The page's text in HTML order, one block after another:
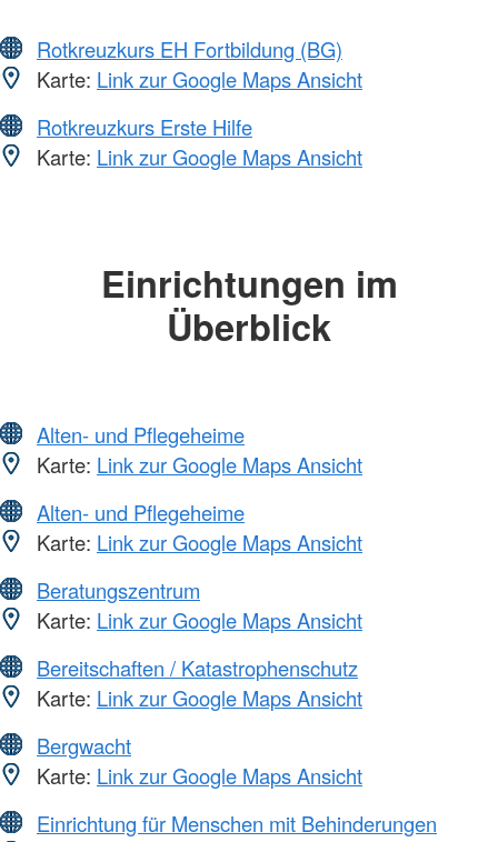
Rotkreuzkurs EH Fortbildung (BG)
Karte: Link zur Google Maps Ansicht
Rotkreuzkurs Erste Hilfe
Karte: Link zur Google Maps Ansicht
Einrichtungen im
Überblick
Alten- und Pflegeheime
Karte: Link zur Google Maps Ansicht
Alten- und Pflegeheime
Karte: Link zur Google Maps Ansicht
Beratungszentrum
Karte: Link zur Google Maps Ansicht
Bereitschaften / Katastrophenschutz
Karte: Link zur Google Maps Ansicht
Bergwacht
Karte: Link zur Google Maps Ansicht
Einrichtung für Menschen mit Behinderungen